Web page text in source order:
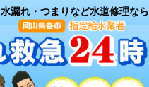
水漏れ・つまりなど水道修理なら